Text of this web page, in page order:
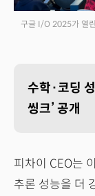
구글 I/O 2025가 열
수학·코딩
씽크’ 공개
피차이 CEO는
추론 성능을 더